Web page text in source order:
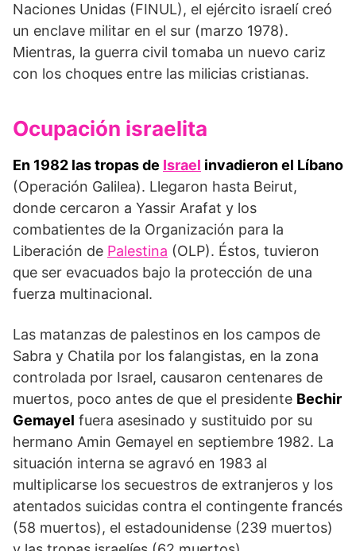
Naciones Unidas (FINUL), el ejército israelí creó
un enclave militar en el sur (marzo 1978).
Mientras, la guerra civil tomaba un nuevo cariz
con los choques entre las milicias cristianas.
Ocupación israelita
En 1982 las tropas de Israel invadieron el Líbano
(Operación Galilea). Llegaron hasta Beirut,
donde cercaron a Yassir Arafat y los
combatientes de la Organización para la
Liberación de Palestina (OLP). Éstos, tuvieron
que ser evacuados bajo la protección de una
fuerza multinacional.
Las matanzas de palestinos en los campos de
Sabra y Chatila por los falangistas, en la zona
controlada por Israel, causaron centenares de
muertos, poco antes de que el presidente Bechir
Gemayel fuera asesinado y sustituido por su
hermano Amin Gemayel en septiembre 1982. La
situación interna se agravó en 1983 al
multiplicarse los secuestros de extranjeros y los
atentados suicidas contra el contingente francés
(58 muertos), el estadounidense (239 muertos)